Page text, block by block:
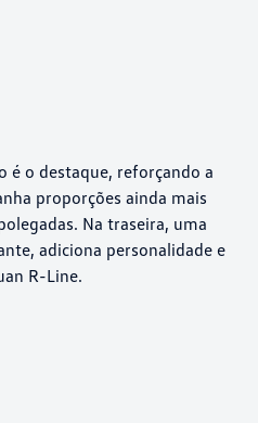
é o destaque, reforçando a
proporções ainda mais
Na traseira, uma
adiciona personalidade e
R-Line.